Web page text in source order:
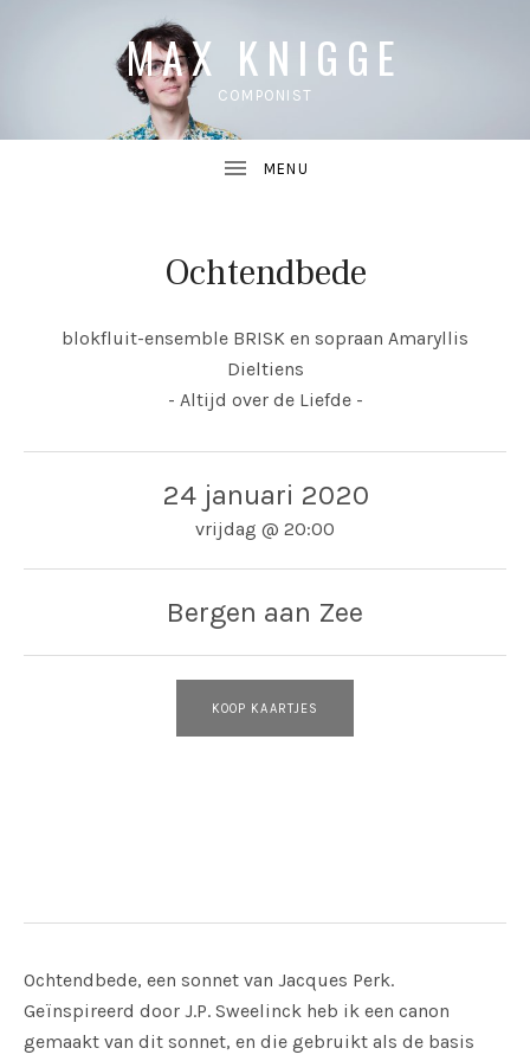
MAX KNIGGE
COMPONIST
Ochtendbede
blokfluit-ensemble BRISK en sopraan Amaryllis
Dieltiens
- Altijd over de Liefde -
24 januari 2020
vrijdag @ 20:00
Bergen aan Zee
KOOP KAARTJES
Ochtendbede, een sonnet van Jacques Perk.
Geïnspireerd door J.P. Sweelinck heb ik een canon
gemaakt van dit sonnet, en die gebruikt als de basis